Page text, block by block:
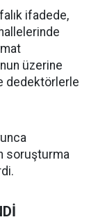
ifadede,
üzerine
dedektörlerle
soruşturma